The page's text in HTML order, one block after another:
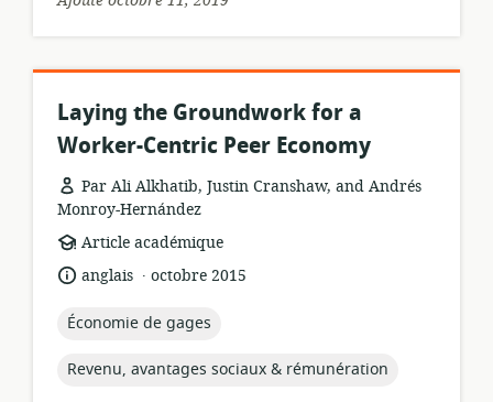
Laying the Groundwork for a
Worker-Centric Peer Economy
Par Ali Alkhatib, Justin Cranshaw, and Andrés
Monroy-Hernández
Format
ressource:
Article académique
langue:
anglais .
date
publication:
octobre 2015
topic:
Économie de gages
topic:
Revenu, avantages sociaux & rémunération